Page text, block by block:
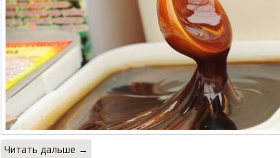
Читать дальше →